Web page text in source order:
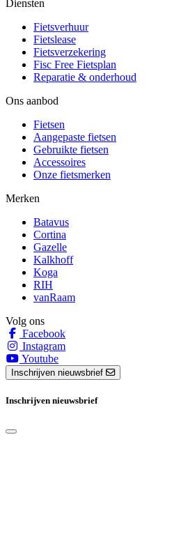
Diensten
Fietsverhuur
Fietslease
Fietsverzekering
Fisc Free Fietsplan
Reparatie & onderhoud
Ons aanbod
Fietsen
Aangepaste fietsen
Gebruikte fietsen
Accessoires
Onze fietsmerken
Merken
Batavus
Cortina
Gazelle
Kalkhoff
Koga
RIH
vanRaam
Volg ons
Facebook
Instagram
Youtube
Inschrijven nieuwsbrief
Inschrijven nieuwsbrief